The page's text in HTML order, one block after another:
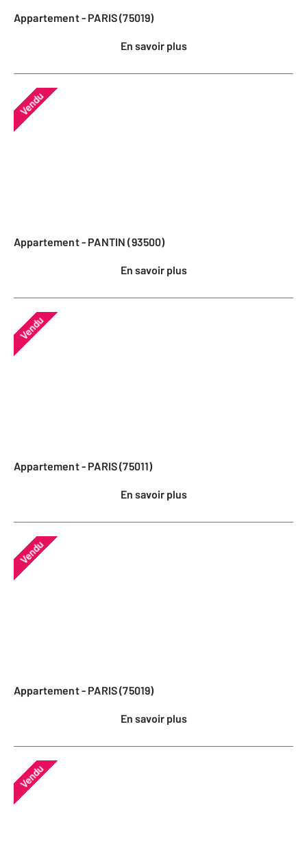
Appartement - PARIS (75019)
En savoir plus
Vendu
Appartement - PANTIN (93500)
En savoir plus
Vendu
Appartement - PARIS (75011)
En savoir plus
Vendu
Appartement - PARIS (75019)
En savoir plus
Vendu